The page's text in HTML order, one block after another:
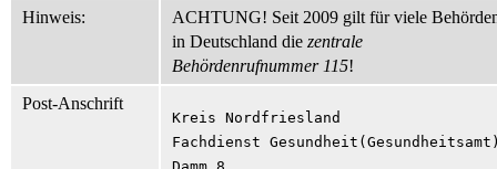
Hinweis:
ACHTUNG! Seit 2009 gilt für viele
in Deutschland die zentrale
Behördenrufnummer 115!
Post-Anschrift
Kreis Nordfriesland
Fachdienst